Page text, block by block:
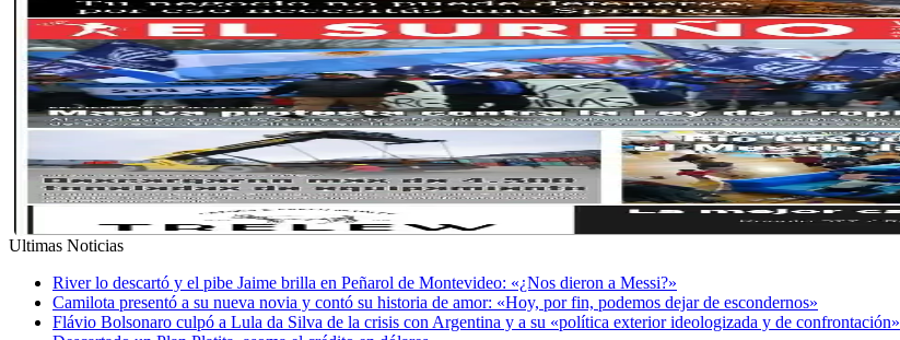
Ultimas Noticias
River lo descartó y el pibe Jaime brilla en Peñarol de Montevideo: «¿Nos dieron a Messi?»
Camilota presentó a su nueva novia y contó su historia de amor: «Hoy, por fin, podemos dejar de escondernos»
Flávio Bolsonaro culpó a Lula da Silva de la crisis con Argentina y a su «política exterior ideologizada y de confrontación»